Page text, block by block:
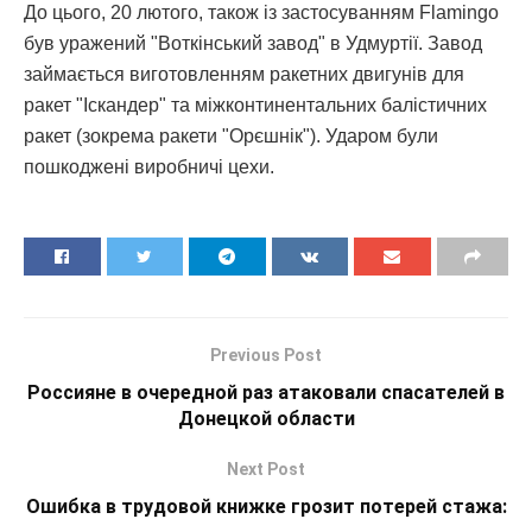
До цього, 20 лютого, також із застосуванням Flamingo
був уражений "Воткінський завод" в Удмуртії. Завод
займається виготовленням ракетних двигунів для
ракет "Іскандер" та міжконтинентальних балістичних
ракет (зокрема ракети "Орєшнік"). Ударом були
пошкоджені виробничі цехи.
Previous Post
Россияне в очередной раз атаковали спасателей в
Донецкой области
Next Post
Ошибка в трудовой книжке грозит потерей стажа: